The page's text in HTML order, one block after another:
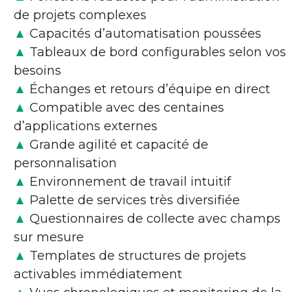
de projets complexes
▲ Capacités d’automatisation poussées
▲ Tableaux de bord configurables selon vos
besoins
▲ Échanges et retours d’équipe en direct
▲ Compatible avec des centaines
d’applications externes
▲ Grande agilité et capacité de
personnalisation
▲ Environnement de travail intuitif
▲ Palette de services très diversifiée
▲ Questionnaires de collecte avec champs
sur mesure
▲ Templates de structures de projets
activables immédiatement